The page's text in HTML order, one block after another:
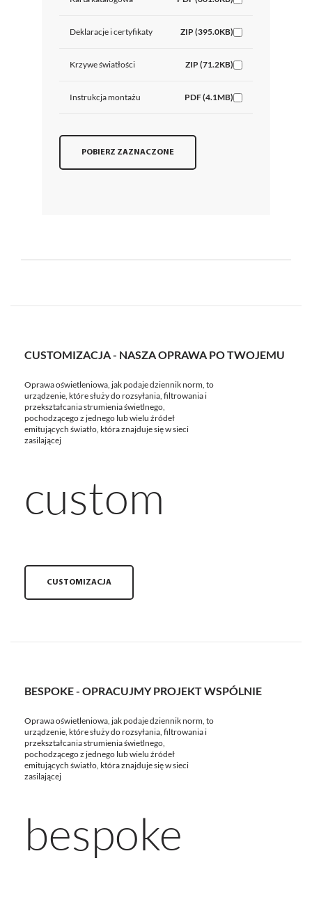
Deklaracje i certyfikaty ZIP (395.0KB)
Krzywe światłości ZIP (71.2KB)
Instrukcja montażu PDF (4.1MB)
POBIERZ ZAZNACZONE
CUSTOMIZACJA - NASZA OPRAWA PO TWOJEMU
Oprawa oświetleniowa, jak podaje dziennik norm, to
urządzenie, które służy do rozsyłania, filtrowania i
przekształcania strumienia świetlnego,
pochodzącego z jednego lub wielu źródeł
emitujących światło, która znajduje się w sieci
zasilającej
custom
CUSTOMIZACJA
BESPOKE - OPRACUJMY PROJEKT WSPÓLNIE
Oprawa oświetleniowa, jak podaje dziennik norm, to
urządzenie, które służy do rozsyłania, filtrowania i
przekształcania strumienia świetlnego,
pochodzącego z jednego lub wielu źródeł
emitujących światło, która znajduje się w sieci
zasilającej
bespoke